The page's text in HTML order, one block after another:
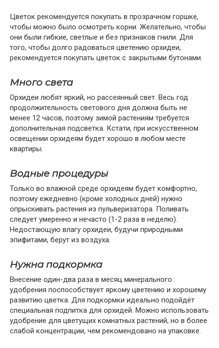
Цветок рекомендуется покупать в прозрачном горшке,
чтобы можно было осмотреть корни. Желательно, чтобы
они были гибкие, светлые и без признаков гнили. Для
того, чтобы долго радоваться цветению орхидеи,
рекомендуется покупать цветок с закрытыми бутонами.
Много света
Орхидеи любят яркий, но рассеянный свет. Весь год
продолжительность светового дня должна быть не
менее 12 часов, поэтому зимой растениям требуется
дополнительная подсветка. Кстати, при искусственном
освещении орхидеям будет хорошо в любом месте
квартиры.
Водные процедуры
Только во влажной среде орхидеям будет комфортно,
поэтому ежедневно (кроме холодных дней) нужно
опрыскивать растения из пульверизатора. Поливать
следует умеренно и нечасто (1-2 раза в неделю).
Недостающую влагу орхидеи, будучи природными
эпифитами, берут из воздуха.
Нужна подкормка
Внесение один-два раза в месяц минерального
удобрения поспособствует яркому цветению и хорошему
развитию цветка. Для подкормки идеально подойдёт
специальная подпитка для орхидей. Можно использовать
удобрение для цветущих комнатных растений, но в более
слабой концентрации, чем рекомендовано на упаковке.